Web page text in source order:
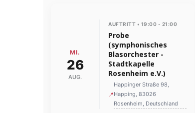
MI.
26
AUG.
AUFTRITT • 19:00 - 21:00
Probe
(symphonisches
Blasorchester -
Stadtkapelle
Rosenheim e.V.)
📍
Happinger Straße 98,
Happing, 83026
Rosenheim, Deutschland